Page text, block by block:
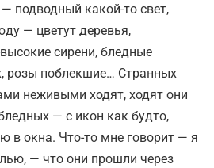
подводный какой-то свет,
— цветут деревья,
сирени, бледные
розы поблекшие… Странных
неживыми ходят, ходят они
— с икон как будто,
в окна. Что-то мне говорит — я
— что они прошли через